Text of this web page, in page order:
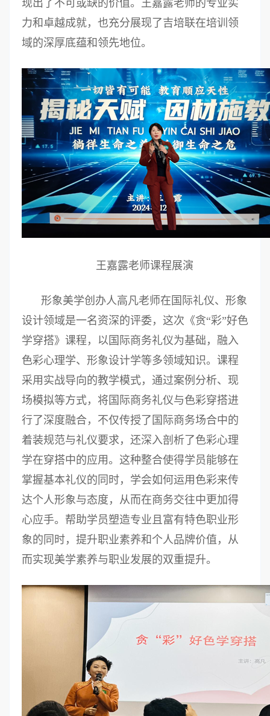
现出了不可或缺的价值。王嘉露老师的专业实
力和卓越成就，也充分展现了吉培联在培训领
域的深厚底蕴和领先地位。
王嘉露老师课程展演
形象美学创办人高凡老师在国际礼仪、形象
设计领域是一名资深的评委，这次《贪“彩”好色
学穿搭》课程，以国际商务礼仪为基础，融入
色彩心理学、形象设计学等多领域知识。课程
采用实战导向的教学模式，通过案例分析、现
场模拟等方式，将国际商务礼仪与色彩穿搭进
行了深度融合，不仅传授了国际商务场合中的
着装规范与礼仪要求，还深入剖析了色彩心理
学在穿搭中的应用。这种整合使得学员能够在
掌握基本礼仪的同时，学会如何运用色彩来传
达个人形象与态度，从而在商务交往中更加得
心应手。帮助学员塑造专业且富有特色职业形
象的同时，提升职业素养和个人品牌价值，从
而实现美学素养与职业发展的双重提升。